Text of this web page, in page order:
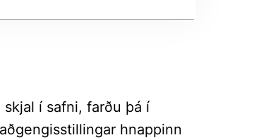
í safni, farðu þá í
hnappinn